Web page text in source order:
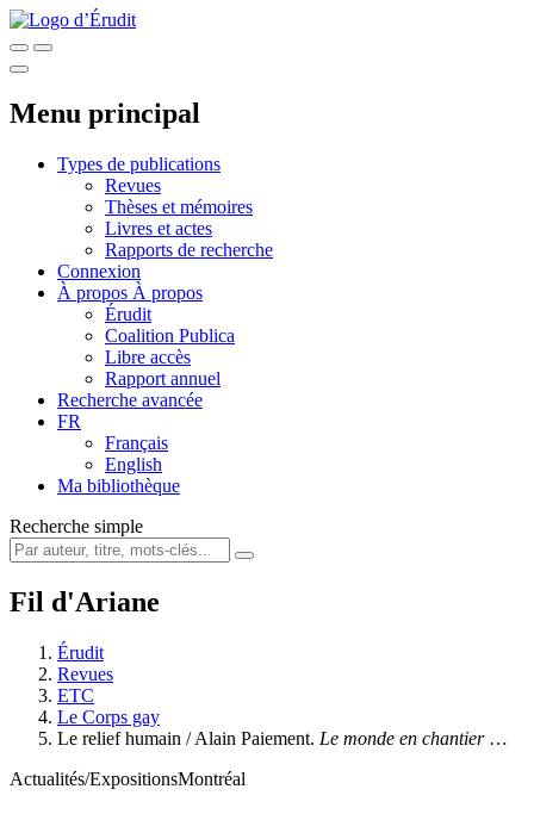
Menu principal
Types de publications
Revues
Thèses et mémoires
Livres et actes
Rapports de recherche
Connexion
À propos À propos
Érudit
Coalition Publica
Libre accès
Rapport annuel
Recherche avancée
FR
Français
English
Ma bibliothèque
Recherche simple
Fil d'Ariane
Érudit
Revues
ETC
Le Corps gay
Le relief humain / Alain Paiement. Le monde en chantier…
Actualités/ExpositionsMontréal